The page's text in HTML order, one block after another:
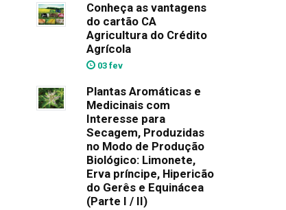
Conheça as vantagens
do cartão CA
Agricultura do Crédito
Agrícola
03 fev
Plantas Aromáticas e
Medicinais com
Interesse para
Secagem, Produzidas
no Modo de Produção
Biológico: Limonete,
Erva príncipe, Hipericão
do Gerês e Equinácea
(Parte I / II)